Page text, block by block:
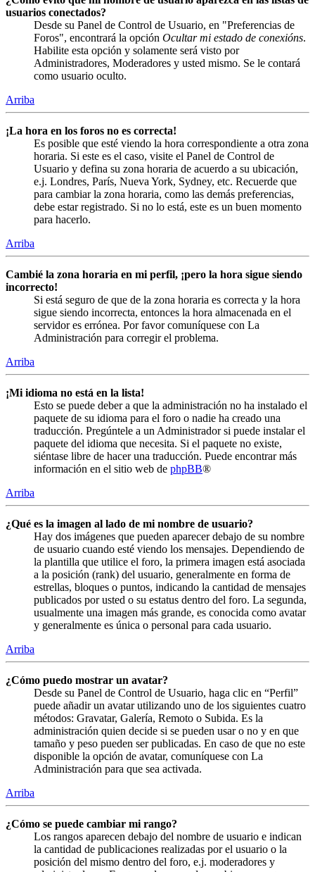
usuarios conectados?
Desde su Panel de Control de Usuario, en "Preferencias de
Foros", encontrará la opción Ocultar mi estado de conexións.
Habilite esta opción y solamente será visto por
Administradores, Moderadores y usted mismo. Se le contará
como usuario oculto.
Arriba
¡La hora en los foros no es correcta!
Es posible que esté viendo la hora correspondiente a otra zona
horaria. Si este es el caso, visite el Panel de Control de
Usuario y defina su zona horaria de acuerdo a su ubicación,
e.j. Londres, París, Nueva York, Sydney, etc. Recuerde que
para cambiar la zona horaria, como las demás preferencias,
debe estar registrado. Si no lo está, este es un buen momento
para hacerlo.
Arriba
Cambié la zona horaria en mi perfil, ¡pero la hora sigue siendo
incorrecto!
Si está seguro de que de la zona horaria es correcta y la hora
sigue siendo incorrecta, entonces la hora almacenada en el
servidor es errónea. Por favor comuníquese con La
Administración para corregir el problema.
Arriba
¡Mi idioma no está en la lista!
Esto se puede deber a que la administración no ha instalado el
paquete de su idioma para el foro o nadie ha creado una
traducción. Pregúntele a un Administrador si puede instalar el
paquete del idioma que necesita. Si el paquete no existe,
siéntase libre de hacer una traducción. Puede encontrar más
información en el sitio web de phpBB®
Arriba
¿Qué es la imagen al lado de mi nombre de usuario?
Hay dos imágenes que pueden aparecer debajo de su nombre
de usuario cuando esté viendo los mensajes. Dependiendo de
la plantilla que utilice el foro, la primera imagen está asociada
a la posición (rank) del usuario, generalmente en forma de
estrellas, bloques o puntos, indicando la cantidad de mensajes
publicados por usted o su estatus dentro del foro. La segunda,
usualmente una imagen más grande, es conocida como avatar
y generalmente es única o personal para cada usuario.
Arriba
¿Cómo puedo mostrar un avatar?
Desde su Panel de Control de Usuario, haga clic en “Perfil”
puede añadir un avatar utilizando uno de los siguientes cuatro
métodos: Gravatar, Galería, Remoto o Subida. Es la
administración quien decide si se pueden usar o no y en que
tamaño y peso pueden ser publicadas. En caso de que no este
disponible la opción de avatar, comuníquese con La
Administración para que sea activada.
Arriba
¿Cómo se puede cambiar mi rango?
Los rangos aparecen debajo del nombre de usuario e indican
la cantidad de publicaciones realizadas por el usuario o la
posición del mismo dentro del foro, e.j. moderadores y